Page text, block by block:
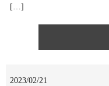
[…]
2023/02/21